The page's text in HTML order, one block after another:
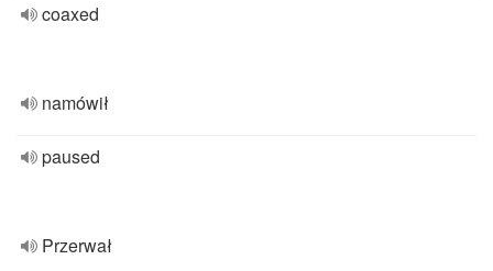
coaxed
namówił
paused
Przerwał